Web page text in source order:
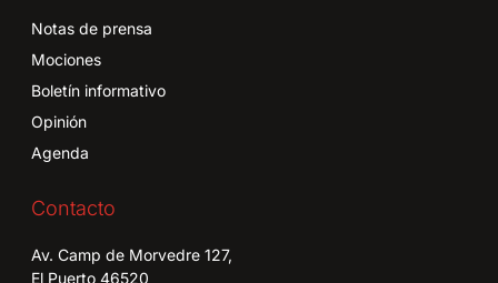
Notas de prensa
Mociones
Boletín informativo
Opinión
Agenda
Contacto
Av. Camp de Morvedre 127,
El Puerto 46520